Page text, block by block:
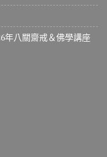
年八關齋戒＆佛學講座